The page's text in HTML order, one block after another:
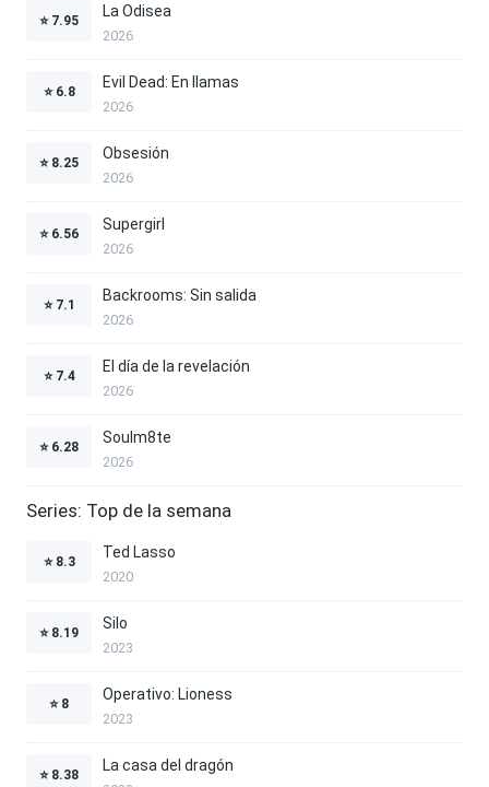
⭐ 7.95
La Odisea
2026
⭐ 6.8
Evil Dead: En llamas
2026
⭐ 8.25
Obsesión
2026
⭐ 6.56
Supergirl
2026
⭐ 7.1
Backrooms: Sin salida
2026
⭐ 7.4
El día de la revelación
2026
⭐ 6.28
Soulm8te
2026
Series: Top de la semana
⭐ 8.3
Ted Lasso
2020
⭐ 8.19
Silo
2023
⭐ 8
Operativo: Lioness
2023
⭐ 8.38
La casa del dragón